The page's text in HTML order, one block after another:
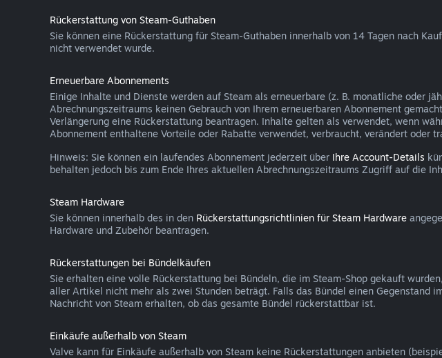
Rückerstattung von Steam-Guthaben
Sie können eine Rückerstattung für Steam-Guthaben innerhalb von 14 Tagen nach
nicht verwendet wurde.
Erneuerbare Abonnements
Einige Inhalte und Dienste werden auf Steam als erneuerbare (z. B. monatliche oder
Abrechnungszeitraums keinen Gebrauch von Ihrem erneuerbaren Abonnement
Verlängerung eine Rückerstattung beantragen. Inhalte gelten als verwendet, wenn
Abonnement enthaltene Vorteile oder Rabatte verwendet, verbraucht, verändert oder
Hinweis: Sie können ein laufendes Abonnement jederzeit über Ihre Account-Details
behalten jedoch bis zum Ende Ihres aktuellen Abrechnungszeitraums Zugriff auf die
Steam Hardware
Sie können innerhalb des in den Rückerstattungsrichtlinien für Steam Hardware
Hardware und Zubehör beantragen.
Rückerstattungen bei Bündelkäufen
Sie erhalten eine volle Rückerstattung bei Bündeln, die im Steam-Shop gekauft
aller Artikel nicht mehr als zwei Stunden beträgt. Falls das Bündel einen
Nachricht von Steam erhalten, ob das gesamte Bündel rückerstattbar ist.
Einkäufe außerhalb von Steam
Valve kann für Einkäufe außerhalb von Steam keine Rückerstattungen anbieten